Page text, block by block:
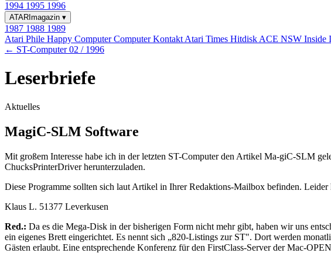
1994 1995 1996
ATARImagazin ▾
1987 1988 1989
Atari Phile Happy ComputerComputer Kontakt Atari Times Hitdisk ACE NSW Inside
← ST-Computer 02 / 1996
Leserbriefe
Aktuelles
MagiC-SLM Software
Mit großem Interesse habe ich in der letzten ST-Computer den Artikel Ma-giC-SLM
ChucksPrinterDriver herunterzuladen.
Diese Programme sollten sich laut Artikel in Ihrer Redaktions-Mailbox befinden.
Klaus L. 51377 Leverkusen
Red.: Da es die Mega-Disk in der bisherigen Form nicht mehr gibt, haben wir uns
ein eigenes Brett eingerichtet. Es nennt sich „820-Listings zur ST". Dort werden
Gästen erlaubt. Eine entsprechende Konferenz für den FirstClass-Server der Mac-